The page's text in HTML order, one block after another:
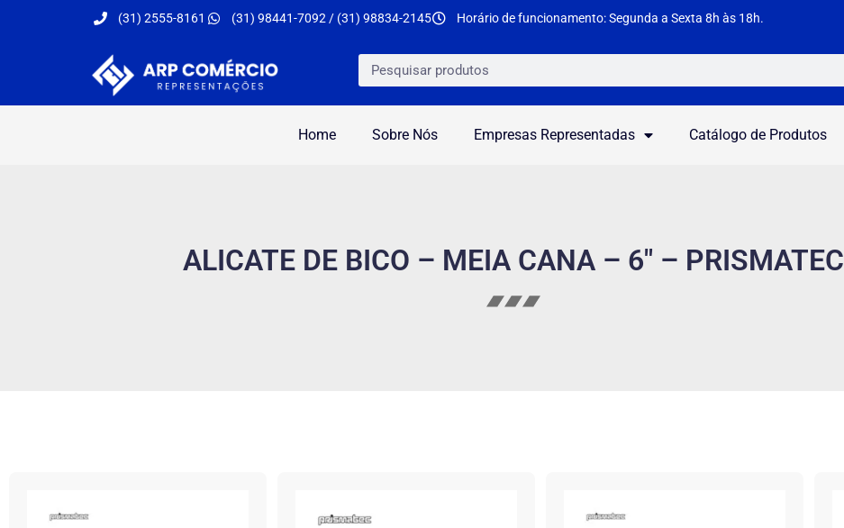
(31) 2555-8161 (31) 98441-7092 / (31) 98834-2145 Horário de funcionamento: Segunda a Sexta 8h às 18h.
Home Sobre Nós Empresas Representadas Catálogo de Produtos
ALICATE DE BICO – MEIA CANA – 6″ – PRISMATEC